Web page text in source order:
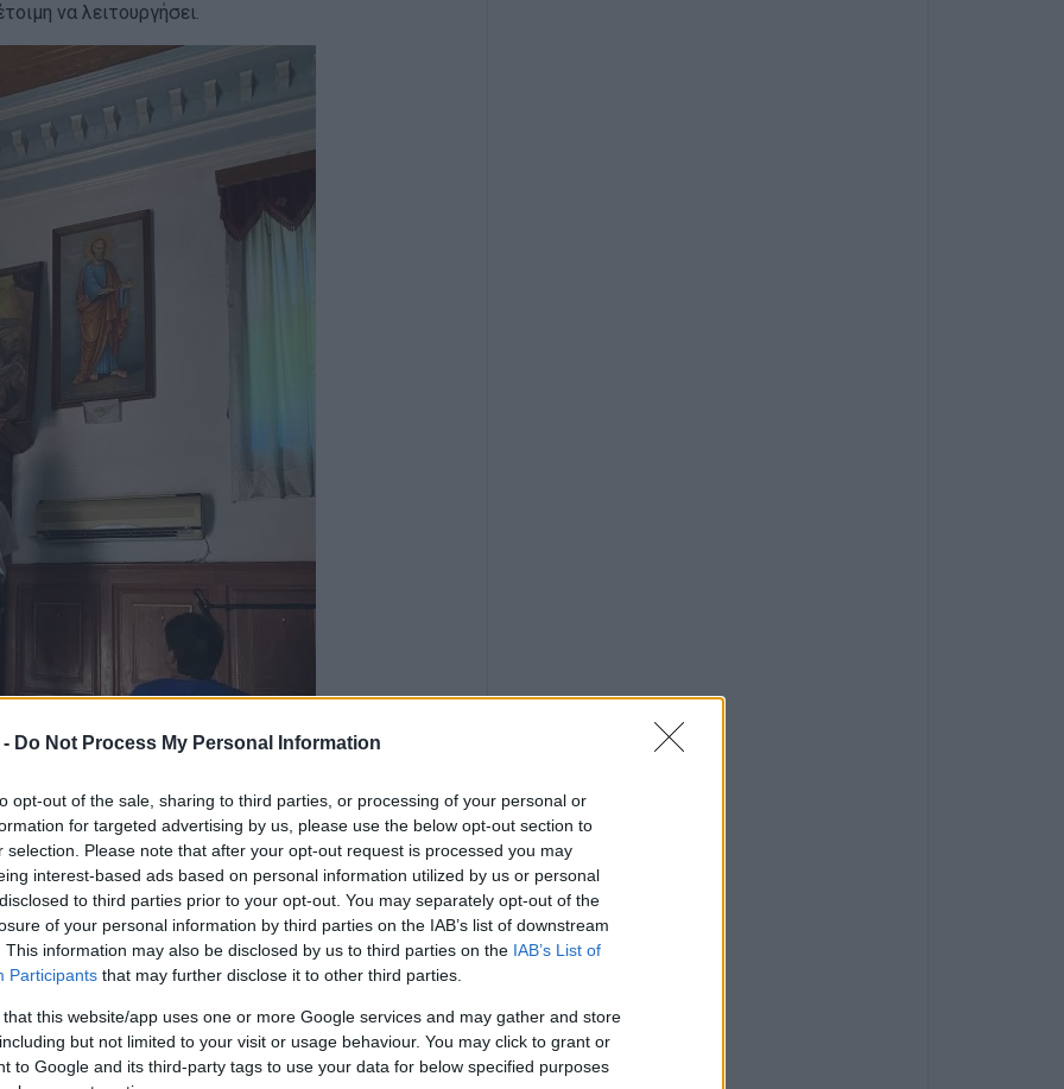
Do Not Process My Personal Information
opt-out of the sale, sharing to third parties, or processing of your personal or
for targeted advertising by us, please use the below opt-out section to
selection. Please note that after your opt-out request is processed you may
interest-based ads based on personal information utilized by us or personal
to third parties prior to your opt-out. You may separately opt-out of the
of your personal information by third parties on the IAB’s list of downstream
This information may also be disclosed by us to third parties on the IAB’s List of
Participants that may further disclose it to other third parties.
that this website/app uses one or more Google services and may gather and store
but not limited to your visit or usage behaviour. You may click to grant or
to Google and its third-party tags to use your data for below specified purposes
να λειτουργήσει.
Οθωνών στο facebook «Μετά από 4 μέρες
των επιτρόπων της εκκλησίας των Οθωνών,